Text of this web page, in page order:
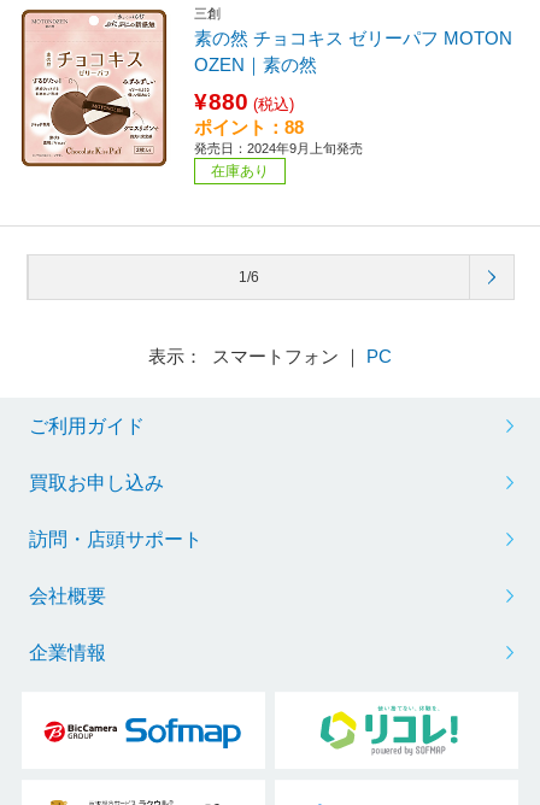
三創
素の然 チョコキス ゼリーパフ MOTON
OZEN｜素の然
¥880 (税込)
ポイント：88
発売日：2024年9月上旬発売
在庫あり
1/6
表示： スマートフォン ｜ PC
ご利用ガイド
買取お申し込み
訪問・店頭サポート
会社概要
企業情報